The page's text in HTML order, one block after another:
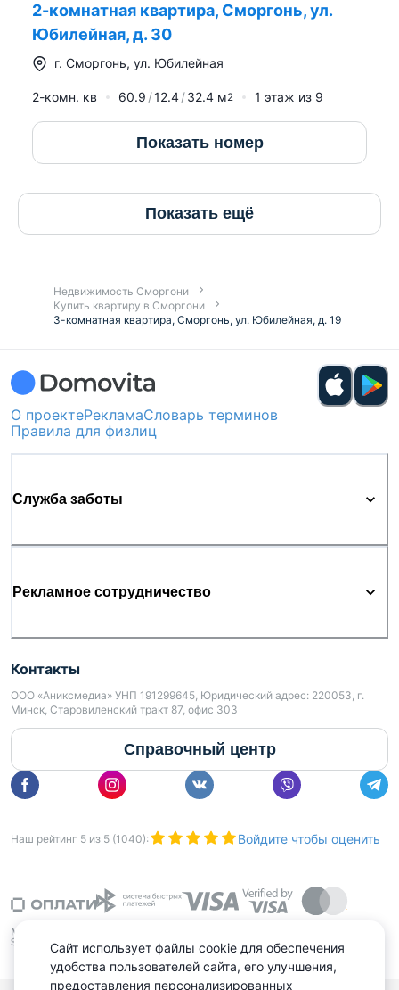
2-комнатная квартира, Сморгонь, ул.
Юбилейная, д. 30
г. Сморгонь, ул. Юбилейная
2-комн. кв 60.9 12.4 32.4 м2 1 этаж из 9
Показать номер
Показать ещё
Недвижимость Сморгони
Купить квартиру в Сморгони
3-комнатная квартира, Сморгонь, ул. Юбилейная, д. 19
О проектеРекламаСловарь терминов
Правила для физлиц
Служба заботы
Рекламное сотрудничество
Контакты
ООО «Аниксмедиа» УНП 191299645, Юридический адрес: 220053, г.
Минск, Старовиленский тракт 87, офис 303
Справочный центр
Наш рейтинг 5 из 5 (1040): Войдите чтобы оценить
Сайт использует файлы cookie для обеспечения
удобства пользователей сайта, его улучшения,
предоставления персонализированных